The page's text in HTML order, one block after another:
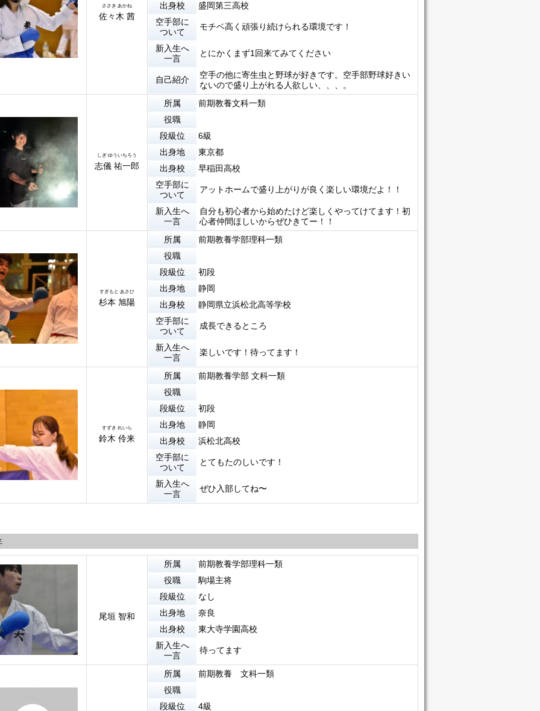
ささき あかね
佐々木 茜
出身校
盛岡第三高校
空手部に
ついて
モチベ高く頑張り続けられる環境です！
新入生へ
一言
とにかくまず1回来てみてください
自己紹介
空手の他に寄生虫と野球が好きです。空手部野球好きい
ないので盛り上がれる人欲しい、、、。
しぎ ゆういちろう
志儀 祐一郎
所属
前期教養文科一類
役職
段級位
6級
出身地
東京都
出身校
早稲田高校
空手部に
ついて
アットホームで盛り上がりが良く楽しい環境だよ！！
新入生へ
一言
自分も初心者から始めたけど楽しくやってけてます！初
心者仲間ほしいからぜひきてー！！
すぎもと あさひ
杉本 旭陽
所属
前期教養学部理科一類
役職
段級位
初段
出身地
静岡
出身校
静岡県立浜松北高等学校
空手部に
ついて
成長できるところ
新入生へ
一言
楽しいです！待ってます！
すずき れいら
鈴木 伶来
所属
前期教養学部 文科一類
役職
段級位
初段
出身地
静岡
出身校
浜松北高校
空手部に
ついて
とてもたのしいです！
新入生へ
一言
ぜひ入部してね〜
尾垣 智和
所属
前期教養学部理科一類
役職
駒場主将
段級位
なし
出身地
奈良
出身校
東大寺学園高校
新入生へ
一言
待ってます
所属
前期教養 文科一類
役職
段級位
4級